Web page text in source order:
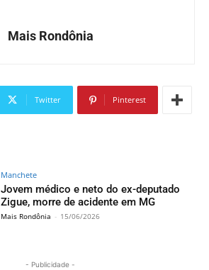
Mais Rondônia
Twitter Pinterest
Manchete
Jovem médico e neto do ex-deputado
Zigue, morre de acidente em MG
Mais Rondônia - 15/06/2026
- Publicidade -